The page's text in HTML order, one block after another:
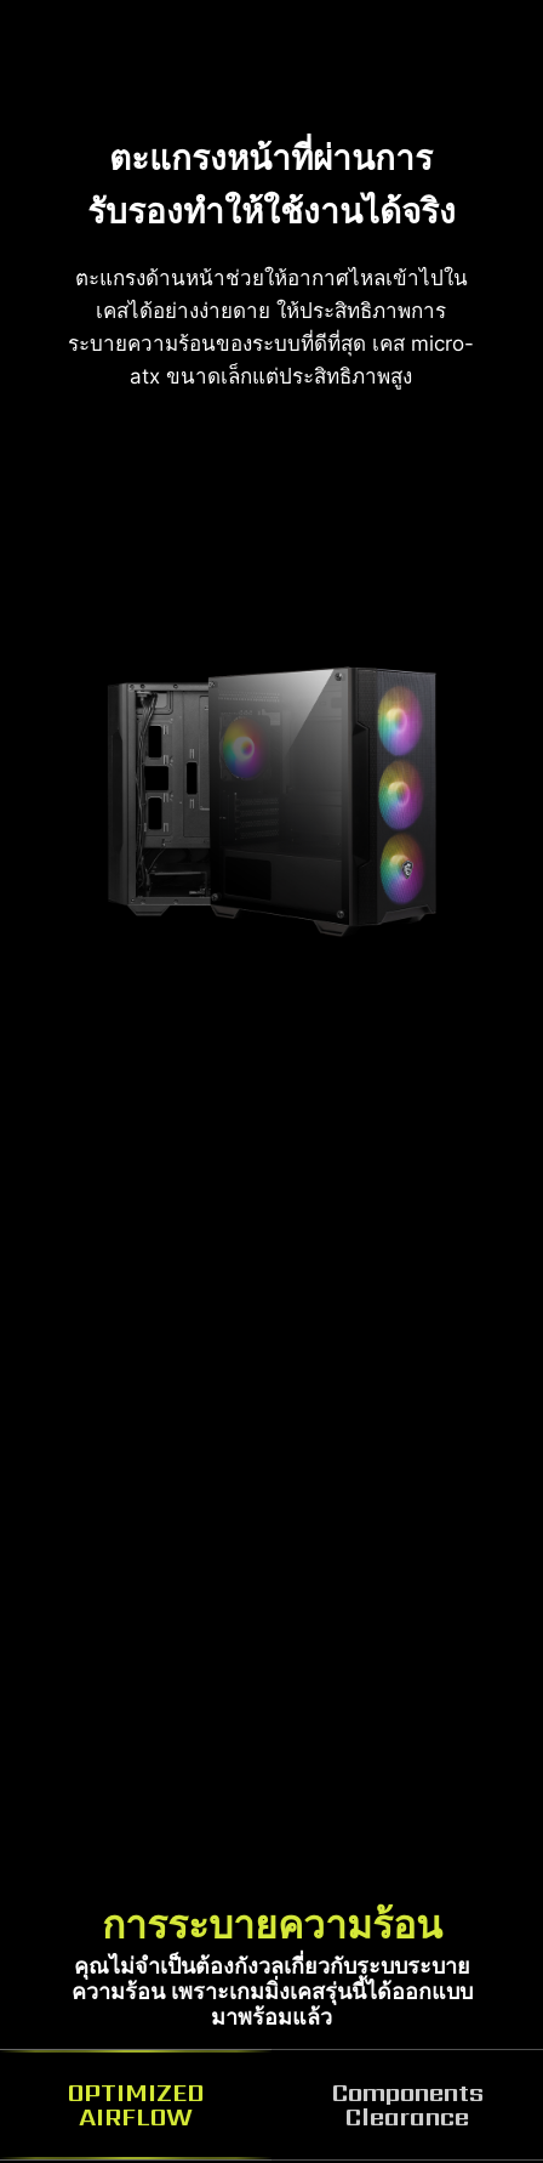
ตะแกรงหน้าที่ผ่านการ
รับรองทำให้ใช้งานได้จริง
ตะแกรงด้านหน้าช่วยให้อากาศไหลเข้าไปใน
เคสได้อย่างง่ายดาย ให้ประสิทธิภาพการ
ระบายความร้อนของระบบที่ดีที่สุด เคส micro-
atx ขนาดเล็กแต่ประสิทธิภาพสูง
การระบายความร้อน
คุณไม่จำเป็นต้องกังวลเกี่ยวกับระบบระบาย
ความร้อน เพราะเกมมิ่งเคสรุ่นนี้ได้ออกแบบ
มาพร้อมแล้ว
OPTIMIZED
AIRFLOW
Components
Clearance